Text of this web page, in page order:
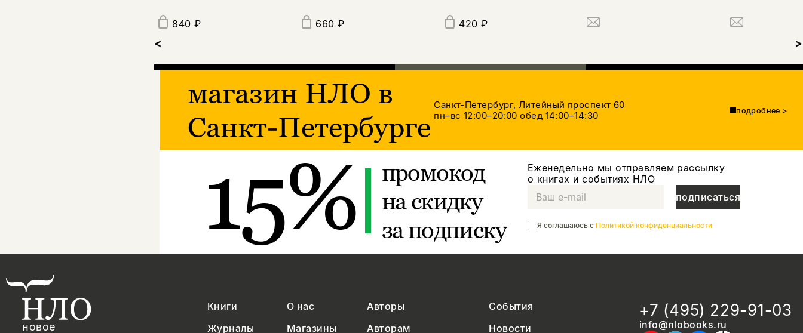
840 ₽ 660 ₽ 420 ₽
< >
магазин НЛО в
Санкт-Петербурге
Санкт-Петербург, Литейный проспект 60
пн–вс 12:00–20:00обед 14:00–14:30 подробнее >
15%
промокод
на скидку
за подписку
Еженедельно мы отправляем рассылку
о книгах и событиях НЛО
подписаться
Я соглашаюсь с Политикой конфиденциальности
новое
Книги О нас Авторы
События
Журналы
Магазины Авторам Новости
+7 (495) 229-91-03
info@nlobooks.ru